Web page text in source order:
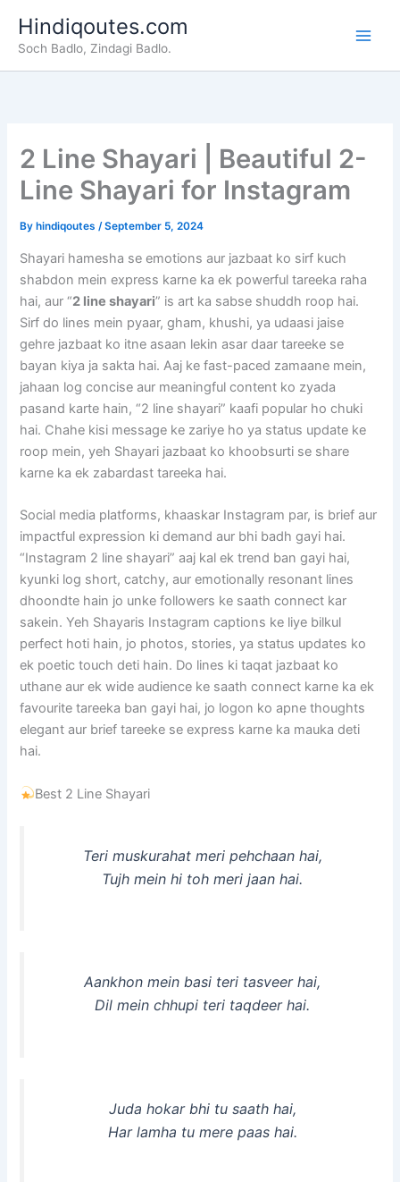
content
Hindiqoutes.com
Soch Badlo, Zindagi Badlo.
2 Line Shayari | Beautiful 2-
Line Shayari for Instagram
By hindiqoutes/September 5, 2024
Shayari hamesha se emotions aur jazbaat ko sirf kuch
shabdon mein express karne ka ek powerful tareeka raha
hai, aur “2 line shayari” is art ka sabse shuddh roop hai.
Sirf do lines mein pyaar, gham, khushi, ya udaasi jaise
gehre jazbaat ko itne asaan lekin asar daar tareeke se
bayan kiya ja sakta hai. Aaj ke fast-paced zamaane mein,
jahaan log concise aur meaningful content ko zyada
pasand karte hain, “2 line shayari” kaafi popular ho chuki
hai. Chahe kisi message ke zariye ho ya status update ke
roop mein, yeh Shayari jazbaat ko khoobsurti se share
karne ka ek zabardast tareeka hai.
Social media platforms, khaaskar Instagram par, is brief aur
impactful expression ki demand aur bhi badh gayi hai.
“Instagram 2 line shayari” aaj kal ek trend ban gayi hai,
kyunki log short, catchy, aur emotionally resonant lines
dhoondte hain jo unke followers ke saath connect kar
sakein. Yeh Shayaris Instagram captions ke liye bilkul
perfect hoti hain, jo photos, stories, ya status updates ko
ek poetic touch deti hain. Do lines ki taqat jazbaat ko
uthane aur ek wide audience ke saath connect karne ka ek
favourite tareeka ban gayi hai, jo logon ko apne thoughts
elegant aur brief tareeke se express karne ka mauka deti
hai.
Best 2 Line Shayari
Teri muskurahat meri pehchaan hai,
Tujh mein hi toh meri jaan hai.
Aankhon mein basi teri tasveer hai,
Dil mein chhupi teri taqdeer hai.
Juda hokar bhi tu saath hai,
Har lamha tu mere paas hai.